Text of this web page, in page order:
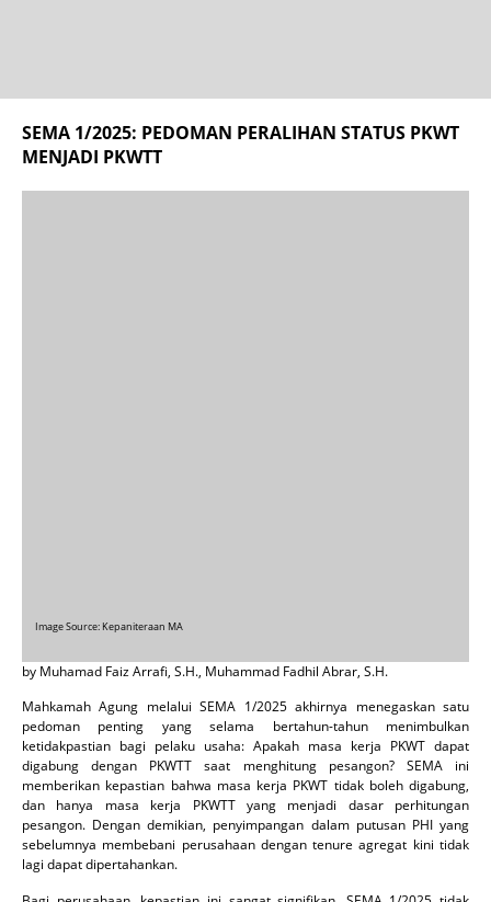
SEMA 1/2025: PEDOMAN PERALIHAN STATUS PKWT
MENJADI PKWTT
Image Source: Kepaniteraan MA
by Muhamad Faiz Arrafi, S.H., Muhammad Fadhil Abrar, S.H.
Mahkamah Agung melalui SEMA 1/2025 akhirnya menegaskan satu
pedoman penting yang selama bertahun-tahun menimbulkan
ketidakpastian bagi pelaku usaha: Apakah masa kerja PKWT dapat
digabung dengan PKWTT saat menghitung pesangon? SEMA ini
memberikan kepastian bahwa masa kerja PKWT tidak boleh digabung,
dan hanya masa kerja PKWTT yang menjadi dasar perhitungan
pesangon. Dengan demikian, penyimpangan dalam putusan PHI yang
sebelumnya membebani perusahaan dengan tenure agregat kini tidak
lagi dapat dipertahankan.